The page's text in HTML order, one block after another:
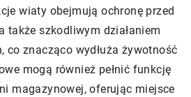
wiaty obejmują ochronę przed
także szkodliwym działaniem
co znacząco wydłuża żywotność
mogą również pełnić funkcję
magazynowej, oferując miejsce